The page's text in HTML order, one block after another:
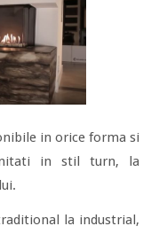
in orice forma si
in stil turn, la
la industrial,